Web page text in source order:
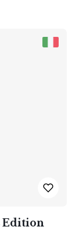
Edition